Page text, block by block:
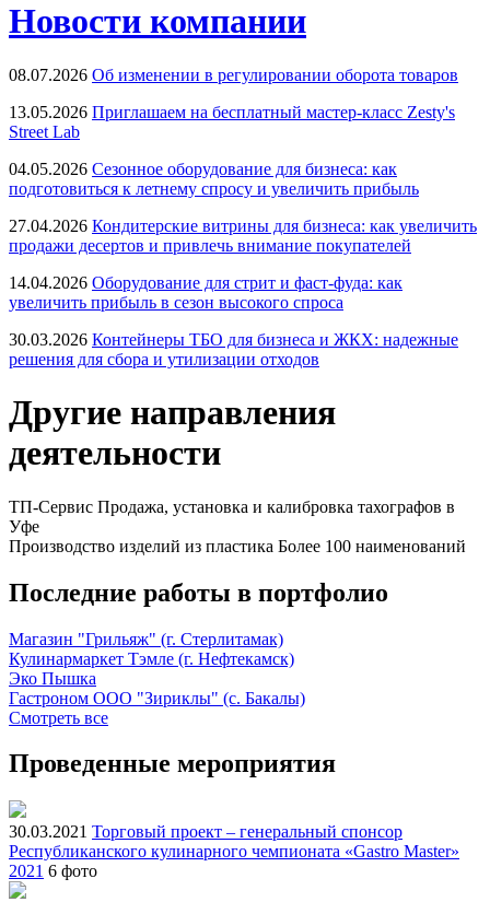
Новости компании
08.07.2026 Об изменении в регулировании оборота товаров
13.05.2026 Приглашаем на бесплатный мастер-класс Zesty's
Street Lab
04.05.2026 Сезонное оборудование для бизнеса: как
подготовиться к летнему спросу и увеличить прибыль
27.04.2026 Кондитерские витрины для бизнеса: как увеличить
продажи десертов и привлечь внимание покупателей
14.04.2026 Оборудование для стрит и фаст-фуда: как
увеличить прибыль в сезон высокого спроса
30.03.2026 Контейнеры ТБО для бизнеса и ЖКХ: надежные
решения для сбора и утилизации отходов
Другие направления
деятельности
ТП-Сервис Продажа, установка и калибровка тахографов в
Уфе
Производство изделий из пластика Более 100 наименований
Последние работы в портфолио
Магазин "Грильяж" (г. Стерлитамак)
Кулинармаркет Тэмле (г. Нефтекамск)
Эко Пышка
Гастроном ООО "Зириклы" (с. Бакалы)
Смотреть все
Проведенные мероприятия
30.03.2021 Торговый проект – генеральный спонсор
Республиканского кулинарного чемпионата «Gastro Master»
2021 6 фото